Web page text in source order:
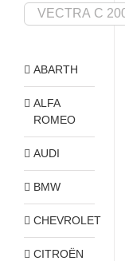
ABARTH
ALFA
ROMEO
AUDI
BMW
CHEVROLET
CITROËN